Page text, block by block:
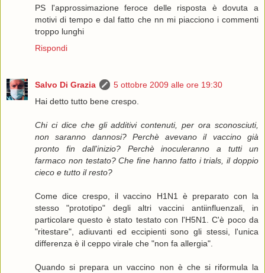
PS l'approssimazione feroce delle risposta è dovuta a
motivi di tempo e dal fatto che nn mi piacciono i commenti
troppo lunghi
Rispondi
Salvo Di Grazia
5 ottobre 2009 alle ore 19:30
Hai detto tutto bene crespo.
Chi ci dice che gli additivi contenuti, per ora sconosciuti,
non saranno dannosi? Perchè avevano il vaccino già
pronto fin dall'inizio? Perchè inoculeranno a tutti un
farmaco non testato? Che fine hanno fatto i trials, il doppio
cieco e tutto il resto?
Come dice crespo, il vaccino H1N1 è preparato con la
stesso "prototipo" degli altri vaccini antiinfluenzali, in
particolare questo è stato testato con l'H5N1. C'è poco da
"ritestare", adiuvanti ed eccipienti sono gli stessi, l'unica
differenza è il ceppo virale che "non fa allergia".
Quando si prepara un vaccino non è che si riformula la